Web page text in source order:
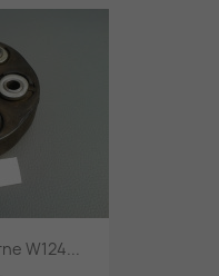
W124...